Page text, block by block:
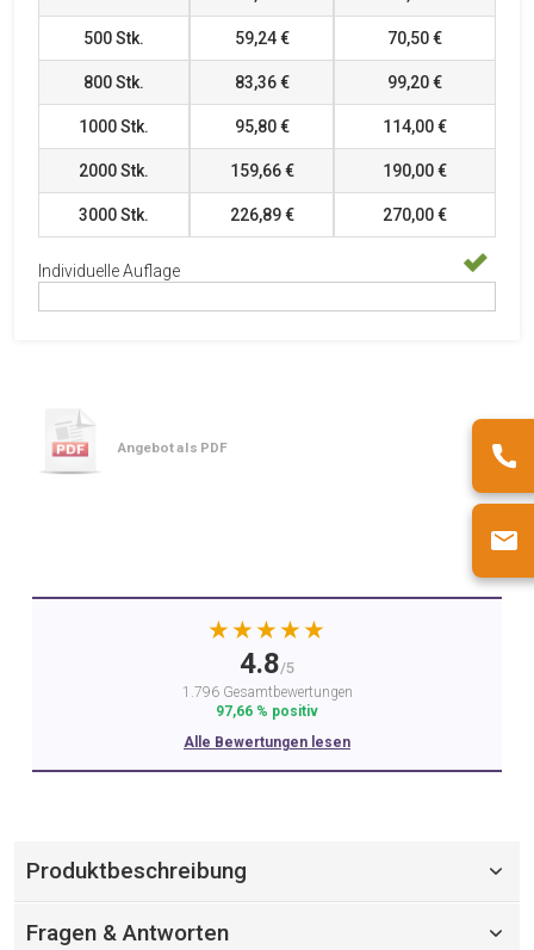
500Stk. 59,24 € 70,50 €
800Stk. 83,36 € 99,20 €
1000Stk. 95,80 € 114,00 €
2000Stk. 159,66 € 190,00 €
3000Stk. 226,89 € 270,00 €
Individuelle Auflage
Angebot als PDF
★★★★★
4.8/5
1.796 Gesamtbewertungen
97,66 % positiv
Alle Bewertungen lesen
Produktbeschreibung
Fragen & Antworten